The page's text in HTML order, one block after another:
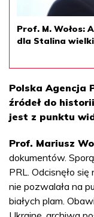
Prof. M. Wołos:
dla Stalina
Polska Agencja
źródeł do
jest z punktu
Prof. Mariusz
dokumentów.
PRL. Odcisnęło
nie pozwalała na
białych plam.